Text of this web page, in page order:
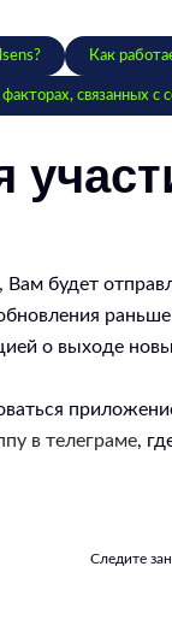
Как
связанных с
будет
о выходе
в телеграме,
Следите